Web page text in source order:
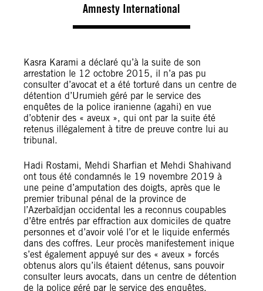
Amnesty International
Kasra Karami a déclaré qu’à la suite de son
arrestation le 12 octobre 2015, il n’a pas pu
consulter d’avocat et a été torturé dans un centre de
détention d’Urumieh géré par le service des
enquêtes de la police iranienne (agahi) en vue
d’obtenir des « aveux », qui ont par la suite été
retenus illégalement à titre de preuve contre lui au
tribunal.
Hadi Rostami, Mehdi Sharfian et Mehdi Shahivand
ont tous été condamnés le 19 novembre 2019 à
une peine d’amputation des doigts, après que le
premier tribunal pénal de la province de
l’Azerbaïdjan occidental les a reconnus coupables
d’être entrés par effraction aux domiciles de quatre
personnes et d’avoir volé l’or et le liquide enfermés
dans des coffres. Leur procès manifestement inique
s’est également appuyé sur des « aveux » forcés
obtenus alors qu’ils étaient détenus, sans pouvoir
consulter leurs avocats, dans un centre de détention
de la police géré par le service des enquêtes.